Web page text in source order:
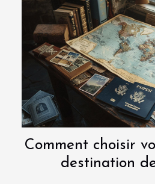
Comment choisir
destination